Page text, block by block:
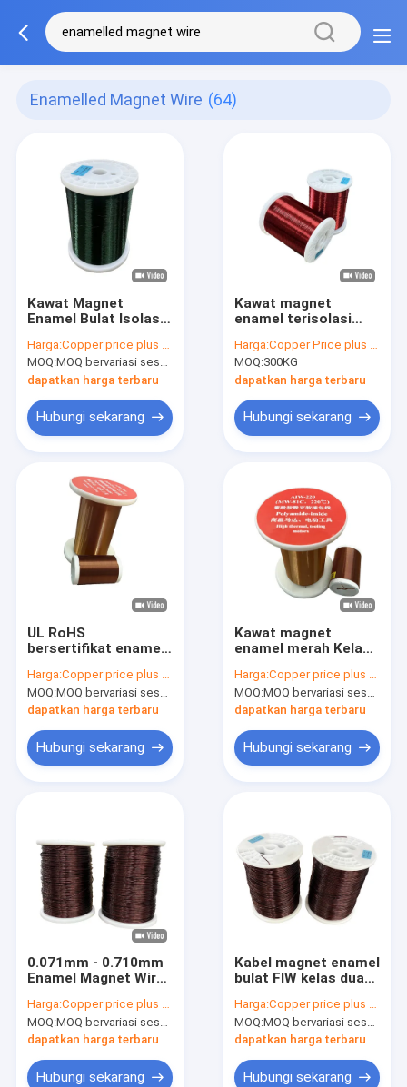
Enamelled Magnet Wire (64)
Kawat Magnet
Enamel Bulat Isolasi
0.0035 Untuk Motor
Winding,
Transformer Winding
Harga:Copper price plus processing fee plus freight
MOQ:MOQ bervariasi sesuai dengan ukuran spesifikasi
dapatkan harga terbaru
Hubungi sekarang
Kawat magnet
enamel terisolasi
listrik serbaguna
Harga:Copper Price plus Processing Fee plus Freight
MOQ:300KG
dapatkan harga terbaru
Hubungi sekarang
UL RoHS
bersertifikat enamel
Thermal Grade
Tembaga Winding
Wire
Harga:Copper price plus processing fee plus freight
MOQ:MOQ bervariasi sesuai dengan ukuran spesifikasi
dapatkan harga terbaru
Hubungi sekarang
Kawat magnet
enamel merah Kelas
0,071mm - 0,71mm
Harga:Copper price plus processing fee plus freight
MOQ:MOQ bervariasi sesuai dengan ukuran spesifikasi
dapatkan harga terbaru
Hubungi sekarang
0.071mm - 0.710mm
Enamel Magnet Wire
Tembaga Enamel
Bulat Wire
Harga:Copper price plus processing fee plus freight
MOQ:MOQ bervariasi sesuai dengan ukuran spesifikasi
dapatkan harga terbaru
Hubungi sekarang
Kabel magnet enamel
bulat FIW kelas dua
Harga:Copper price plus processing fee plus freight
MOQ:MOQ bervariasi sesuai dengan ukuran spesifikasi
dapatkan harga terbaru
Hubungi sekarang